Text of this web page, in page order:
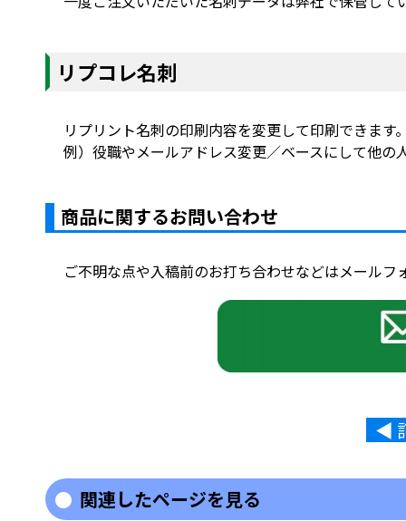
リプコレ名刺
リプリント名刺の印刷内容を変更して印刷できます
例）役職やメールアドレス変更／ベースにして他の
商品に関するお問い合わせ
ご不明な点や入稿前のお打ち合わせなどはメールフ
◀︎
関連したページを見る